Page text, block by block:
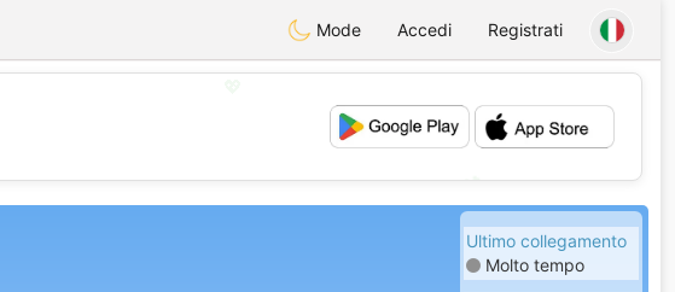
Mode Accedi Registrati
💕
Ultimo collegamento
Molto tempo